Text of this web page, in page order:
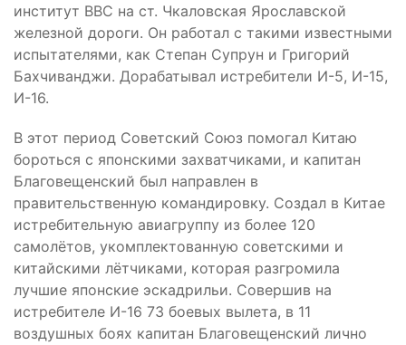
институт ВВС на ст. Чкаловская Ярославской
железной дороги. Он работал с такими известными
испытателями, как Степан Супрун и Григорий
Бахчиванджи. Дорабатывал истребители И-5, И-15,
И-16.
В этот период Советский Союз помогал Китаю
бороться с японскими захватчиками, и капитан
Благовещенский был направлен в
правительственную командировку. Создал в Китае
истребительную авиагруппу из более 120
самолётов, укомплектованную советскими и
китайскими лётчиками, которая разгромила
лучшие японские эскадрильи. Совершив на
истребителе И-16 73 боевых вылета, в 11
воздушных боях капитан Благовещенский лично